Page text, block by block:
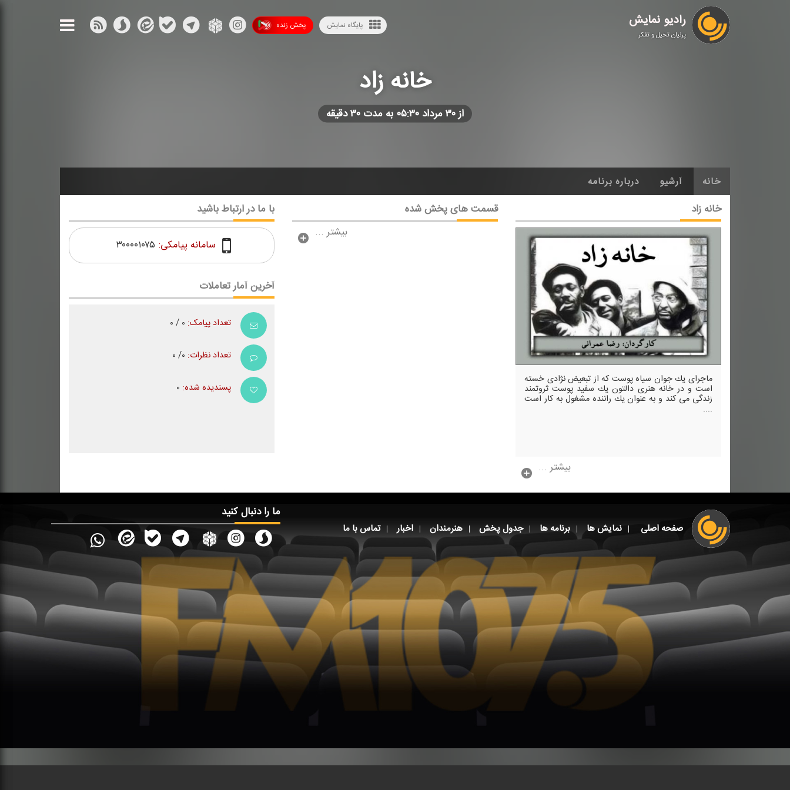
رادیو نمایش
پرنیان تخیل و تفکر
پخش زنده پایگاه نمایش
خانه زاد
از ۳۰ مرداد ۰۵:۳۰ به مدت ۳۰ دقیقه
خانه آرشیو درباره برنامه
خانه زاد
ماجرای یك جوان سیاه پوست كه از تبعیض نژادی خسته
است و در خانه هنری دالتون یك سفید پوست ثروتمند
زندگی می كند و به عنوان یك راننده مشغول به كار است
....
بیشتر ...
قسمت های پخش شده
بیشتر ...
با ما در ارتباط باشید
سامانه پیامکی: ۳۰۰۰۰۱۰۷۵
آخرین آمار تعاملات
تعداد پیامک:
تعداد نظرات:
پسندیده شده:
صفحه اصلی نمایش ها برنامه ها جدول پخش هنرمندان اخبار تماس با ما
ما را دنبال کنید